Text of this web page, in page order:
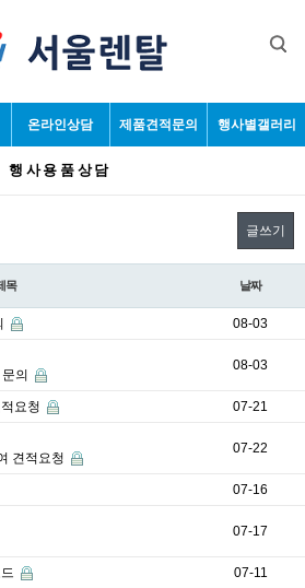
온라인상담 제품견적문의 행사별갤러리
행사용품상담
글쓰기
목 날짜
08-03
의
08-03
요청 07-21
견적요청
07-22
07-16
07-17
07-11